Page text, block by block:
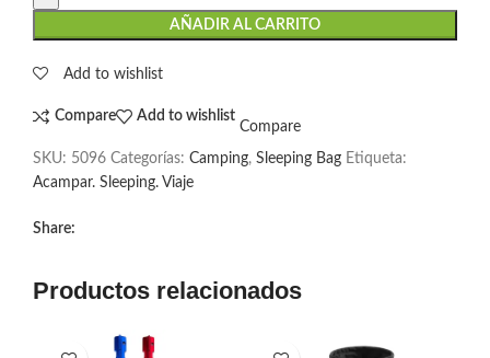
AÑADIR AL CARRITO
Add to wishlist
Compare Add to wishlist
Compare
SKU: 5096 Categorías: Camping, Sleeping Bag Etiqueta:
Acampar. Sleeping. Viaje
Share:
Productos relacionados